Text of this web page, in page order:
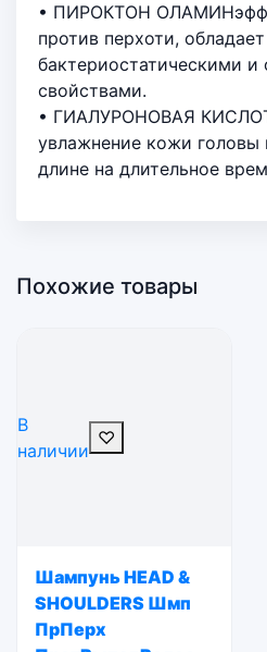
• ПИРОКТОН
против перхоти,
бактериостатическими
свойствами.
• ГИАЛУРОНОВАЯ
увлажнение кожи головы
длине на длительное
Похожие товары
В
наличии
♡
Шампунь HEAD &
SHOULDERS Шмп
ПрПерх